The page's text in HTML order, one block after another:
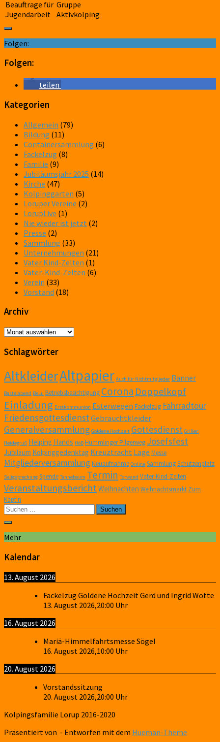
Beauftrage für
Jugendarbeit
Gruppe
Aktivkolping
Folgen:
Folgen:
teilen
Kategorien
Allgemein (79)
Bildung (11)
Containersammlung (6)
Fackelzug (8)
Familie (9)
Jubiläumsjahr 2025 (14)
Kirche (47)
Kolpinggarten (5)
Loruper Vereine (2)
LorupLive (1)
Nie wieder ist jetzt (2)
Presse (2)
Sammlung (33)
Unternehmungen (21)
Vater Kind-Zelten (1)
Vater-Kind-Zelten (6)
Verein (33)
Vorstand (18)
Archiv
Archiv
Schlagwörter
AltkleiderAltpapier Auch für Nichtmitglieder Banner
Bastelabend BeLu Betriebsbesichtigung Corona Doppelkopf
Einladung Erstkommunion Esterwegen Fackelzug Fahrradtour
FriedensgottesdienstGebrauchtkleider
Generalversammlung Goldene Hochzeit Gottesdienst Grillen
Heidegruß Helping Hands HöB Hümmlinger Pilgerweg Josefsfest
Jubiläum Kolpinggedenktag Kreuztracht Lage Messe
Mitgliederversammlung Neuaufnahme Online SammlungSchützenplatz
Seligsprechung Spende Tannebaum Termin Torwand Vater-Kind-Zelten
VeranstaltungsberichtWeihnachten Weihnachtsmarkt Zum
Käpt'n
Suchen
Mehr
Kalendar
13. August 2026
Fackelzug Goldene Hochzeit Gerd und Ingrid Wotte
13. August 2026,20:00 Uhr
16. August 2026
Mariä-Himmelfahrtsmesse Sögel
16. August 2026,10:00 Uhr
20. August 2026
Vorstandssitzung
20. August 2026,20:00 Uhr
Kolpingsfamilie Lorup 2016-2020
Präsentiert von - Entworfen mit dem Hueman-Theme